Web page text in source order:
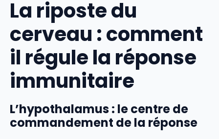
La riposte du
cerveau : comment
il régule la réponse
immunitaire
L’hypothalamus : le centre de
commandement de la réponse